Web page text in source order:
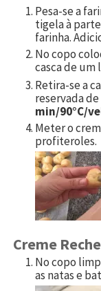
Pesa-se a
tigela à
farinha.
No copo
casca de
Retira-se a
reservada
min/90°C/
Meter o
profiteroles.
Creme
No copo
as natas e